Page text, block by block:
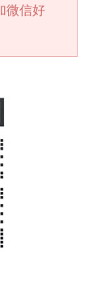
微信好